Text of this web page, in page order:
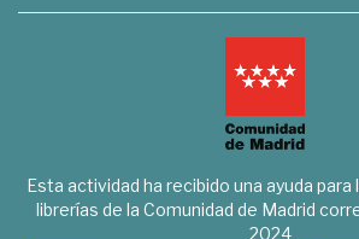
Esta actividad ha recibido una ayuda
librerías de la Comunidad de Madrid
2024